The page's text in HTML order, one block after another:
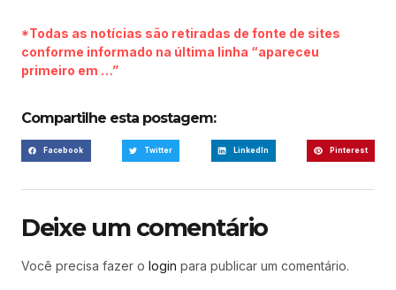
*Todas as notícias são retiradas de fonte de sites
conforme informado na última linha “apareceu
primeiro em …”
Compartilhe esta postagem:
Facebook Twitter LinkedIn Pinterest
Deixe um comentário
Você precisa fazer o login para publicar um comentário.